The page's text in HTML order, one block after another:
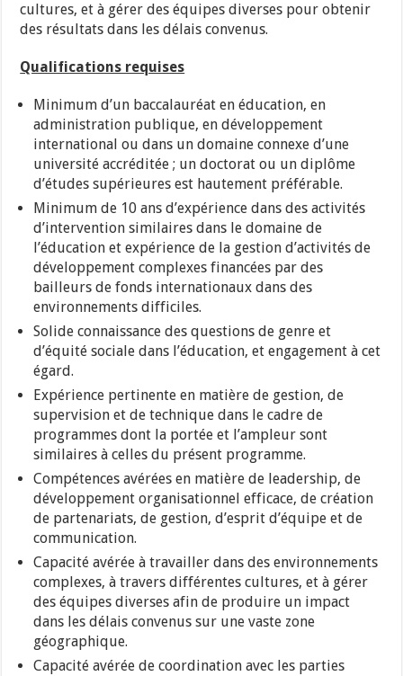
cultures, et à gérer des équipes diverses pour obtenir
des résultats dans les délais convenus.
Qualifications requises
Minimum d’un baccalauréat en éducation, en
administration publique, en développement
international ou dans un domaine connexe d’une
université accréditée ; un doctorat ou un diplôme
d’études supérieures est hautement préférable.
Minimum de 10 ans d’expérience dans des activités
d’intervention similaires dans le domaine de
l’éducation et expérience de la gestion d’activités de
développement complexes financées par des
bailleurs de fonds internationaux dans des
environnements difficiles.
Solide connaissance des questions de genre et
d’équité sociale dans l’éducation, et engagement à cet
égard.
Expérience pertinente en matière de gestion, de
supervision et de technique dans le cadre de
programmes dont la portée et l’ampleur sont
similaires à celles du présent programme.
Compétences avérées en matière de leadership, de
développement organisationnel efficace, de création
de partenariats, de gestion, d’esprit d’équipe et de
communication.
Capacité avérée à travailler dans des environnements
complexes, à travers différentes cultures, et à gérer
des équipes diverses afin de produire un impact
dans les délais convenus sur une vaste zone
géographique.
Capacité avérée de coordination avec les parties